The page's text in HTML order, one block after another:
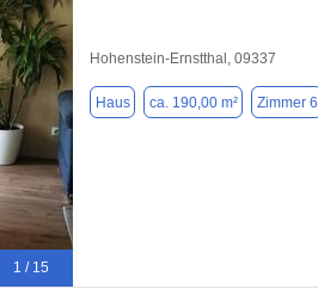
1 / 15
Hohenstein-Ernstthal, 09337
Haus ca. 190,00 m² Zimmer 6